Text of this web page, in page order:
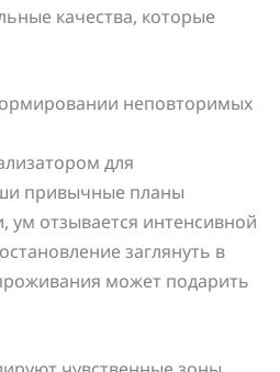
качества, которые
неповторимых
для
привычные планы
ум отзывается интенсивной
заглянуть в
может подарить